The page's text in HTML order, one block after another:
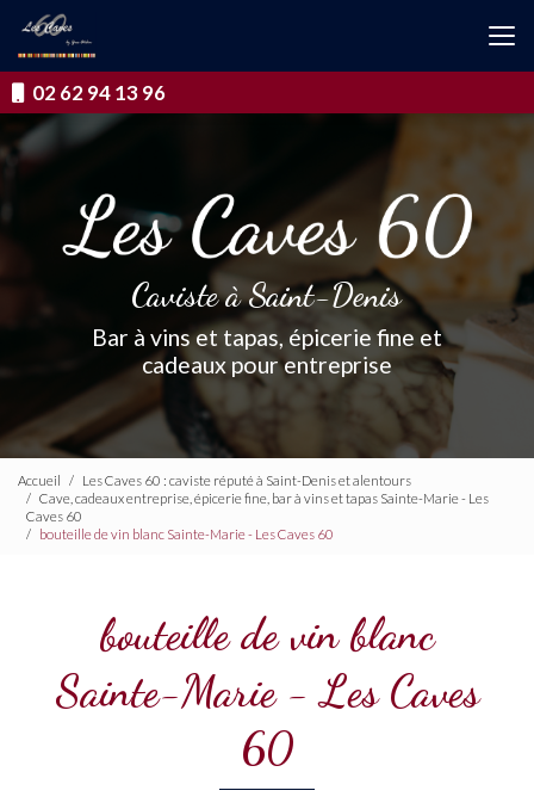
contenu
principal
02 62 94 13 96
Caviste à Saint-Denis
Bar à vins et tapas, épicerie fine et
cadeaux pour entreprise
Accueil
Les Caves 60 : caviste réputé à Saint-Denis et alentours
Cave, cadeaux entreprise, épicerie fine, bar à vins et tapas Sainte-Marie - Les
Caves 60
bouteille de vin blanc Sainte-Marie - Les Caves 60
bouteille de vin blanc
Sainte-Marie - Les Caves
60